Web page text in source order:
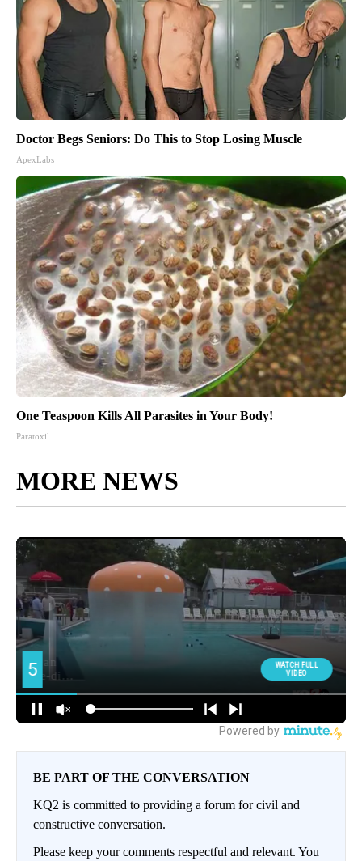
Doctor Begs Seniors: Do This to Stop Losing Muscle
ApexLabs
One Teaspoon Kills All Parasites in Your Body!
Paratoxil
MORE NEWS
BE PART OF THE CONVERSATION
KQ2 is committed to providing a forum for civil and
constructive conversation.
Please keep your comments respectful and relevant. You